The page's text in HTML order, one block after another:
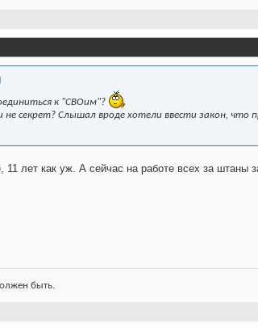
к "СВОим"?
не секрет? Слышал вроде хотели ввести закон,
лет как уж. А сейчас на работе всех за штаны
быть.